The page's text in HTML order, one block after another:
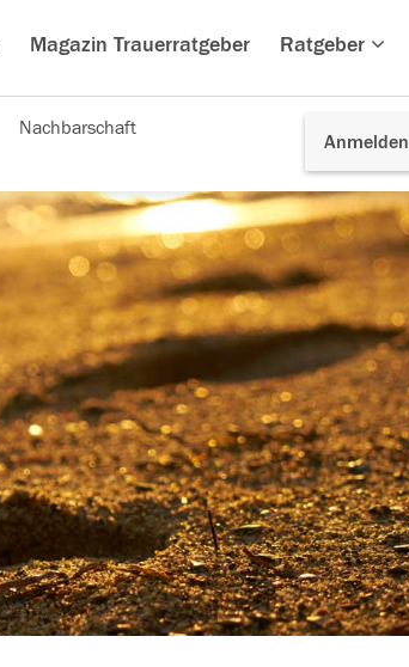
Magazin Trauerratgeber Ratgeber
Anmelden
Nachbarschaft